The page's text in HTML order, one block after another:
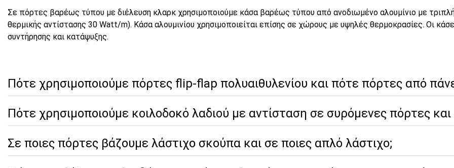
Σε πόρτες βαρέως τύπου με διέλευση κλαρκ χρησιμοποιούμε κάσα βαρέως τύπου από ανοδιωμένο αλουμίνιο με
θερμικής αντίστασης 30 Watt/m). Κάσα αλουμινίου χρησιμοποιείται επίσης σε χώρους με υψηλές θερμοκρασίες. Οι
συντήρησης και κατάψυξης.
Πότε χρησιμοποιούμε πόρτες flip-flap πολυαιθυλενίου και πότε πόρτες από
Πότε χρησιμοποιούμε κοιλοδοκό λαδιού με αντίσταση σε συρόμενες πόρτες
Σε ποιες πόρτες βάζουμε λάστιχο σκούπα και σε ποιες απλό λάστιχο;